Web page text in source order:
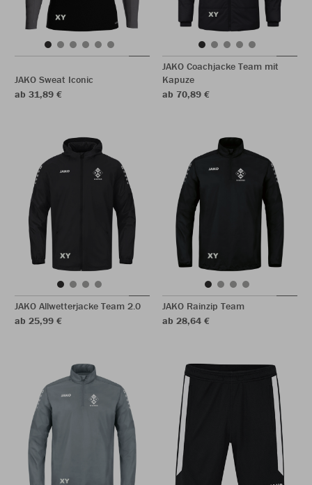
JAKO Sweat Iconic
ab 31,89 €
JAKO Coachjacke Team mit
Kapuze
ab 70,89 €
JAKO Allwetterjacke Team 2.0
ab 25,99 €
JAKO Rainzip Team
ab 28,64 €